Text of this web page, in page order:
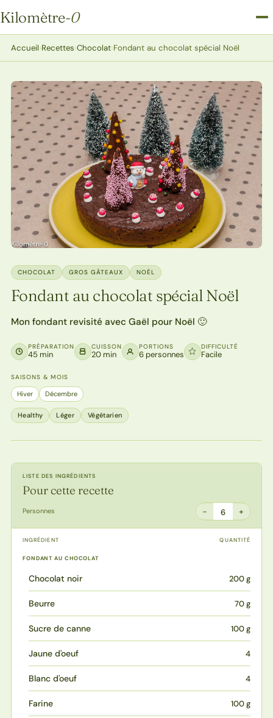
Kilomètre-0
Kilomètre-0
Accueil›Recettes›Chocolat›Fondant au chocolat spécial Noël
CHOCOLAT GROS GÂTEAUX NOËL
Fondant au chocolat spécial Noël
Mon fondant revisité avec Gaël pour Noël 🙂
PRÉPARATION
45 min
CUISSON
20 min
PORTIONS
6 personnes
DIFFICULTÉ
Facile
SAISONS & MOIS
Hiver Décembre
Healthy Léger Végétarien
LISTE DES INGRÉDIENTS
Pour cette recette
Personnes − 6 +
INGRÉDIENT QUANTITÉ
FONDANT AU CHOCOLAT
Chocolat noir 200 g
Beurre 70 g
Sucre de canne 100 g
Jaune d'oeuf 4
Blanc d'oeuf 4
Farine 100 g